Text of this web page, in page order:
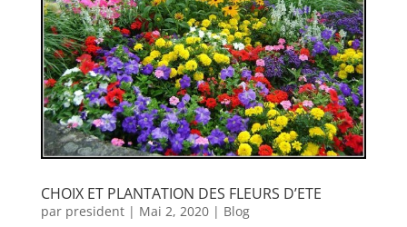
CHOIX ET PLANTATION DES FLEURS D’ETE
par president| Mai 2, 2020| Blog